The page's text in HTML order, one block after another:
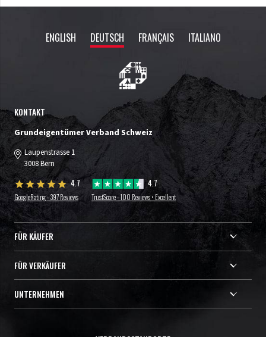
ENGLISH DEUTSCH FRANÇAIS ITALIANO
KONTAKT
Grundeigentümer Verband Schweiz
Laupenstrasse 1
3008 Bern
4.7
GoogleRating - 397 Reviews
4.7
TrustScore - 100 Reviews • Excellent
FÜR KÄUFER
FÜR VERKÄUFER
UNTERNEHMEN